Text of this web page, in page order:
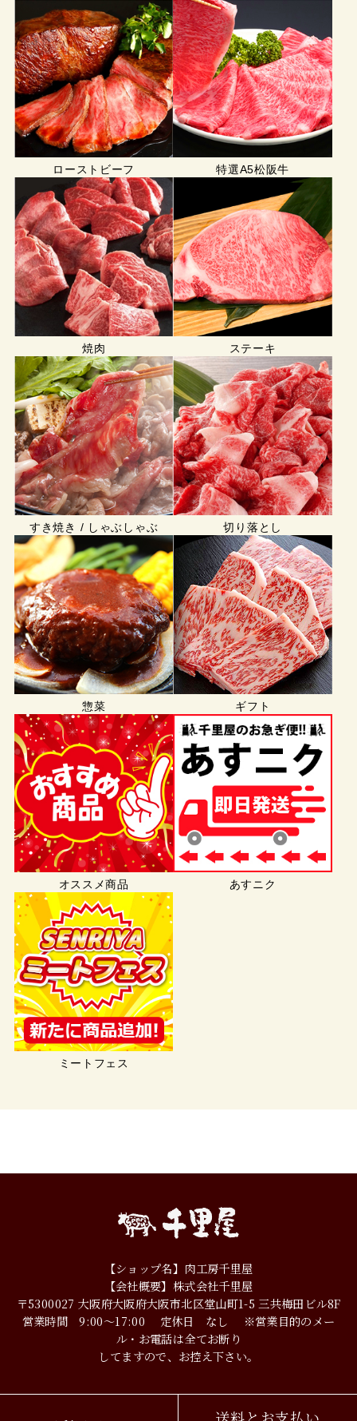
ローストビーフ 特選A5松阪牛
焼肉 ステーキ
すき焼き / しゃぶしゃぶ 切り落とし
惣菜 ギフト
オススメ商品 あすニク
ミートフェス
【ショップ名】肉工房千里屋
【会社概要】株式会社千里屋
〒5300027 大阪府大阪府大阪市北区堂山町1-5 三共梅田ビル8F
営業時間 9:00～17:00
定休日 なし
※営業目的のメー
ル・お電話は全てお断り
してますので、お控え下さい。